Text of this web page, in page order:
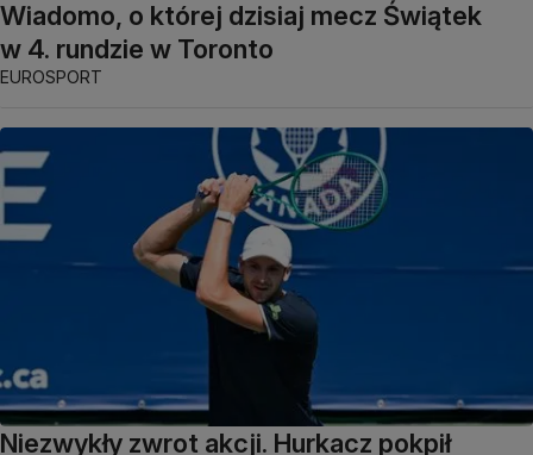
Wiadomo, o której dzisiaj mecz Świątek
w 4. rundzie w Toronto
EUROSPORT
Niezwykły zwrot akcji. Hurkacz pokpił